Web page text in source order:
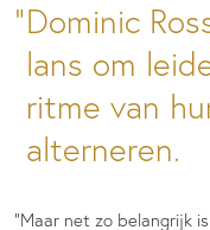
Dominic
lans om
ritme van
alterneren.
“Maar net zo belangrijk